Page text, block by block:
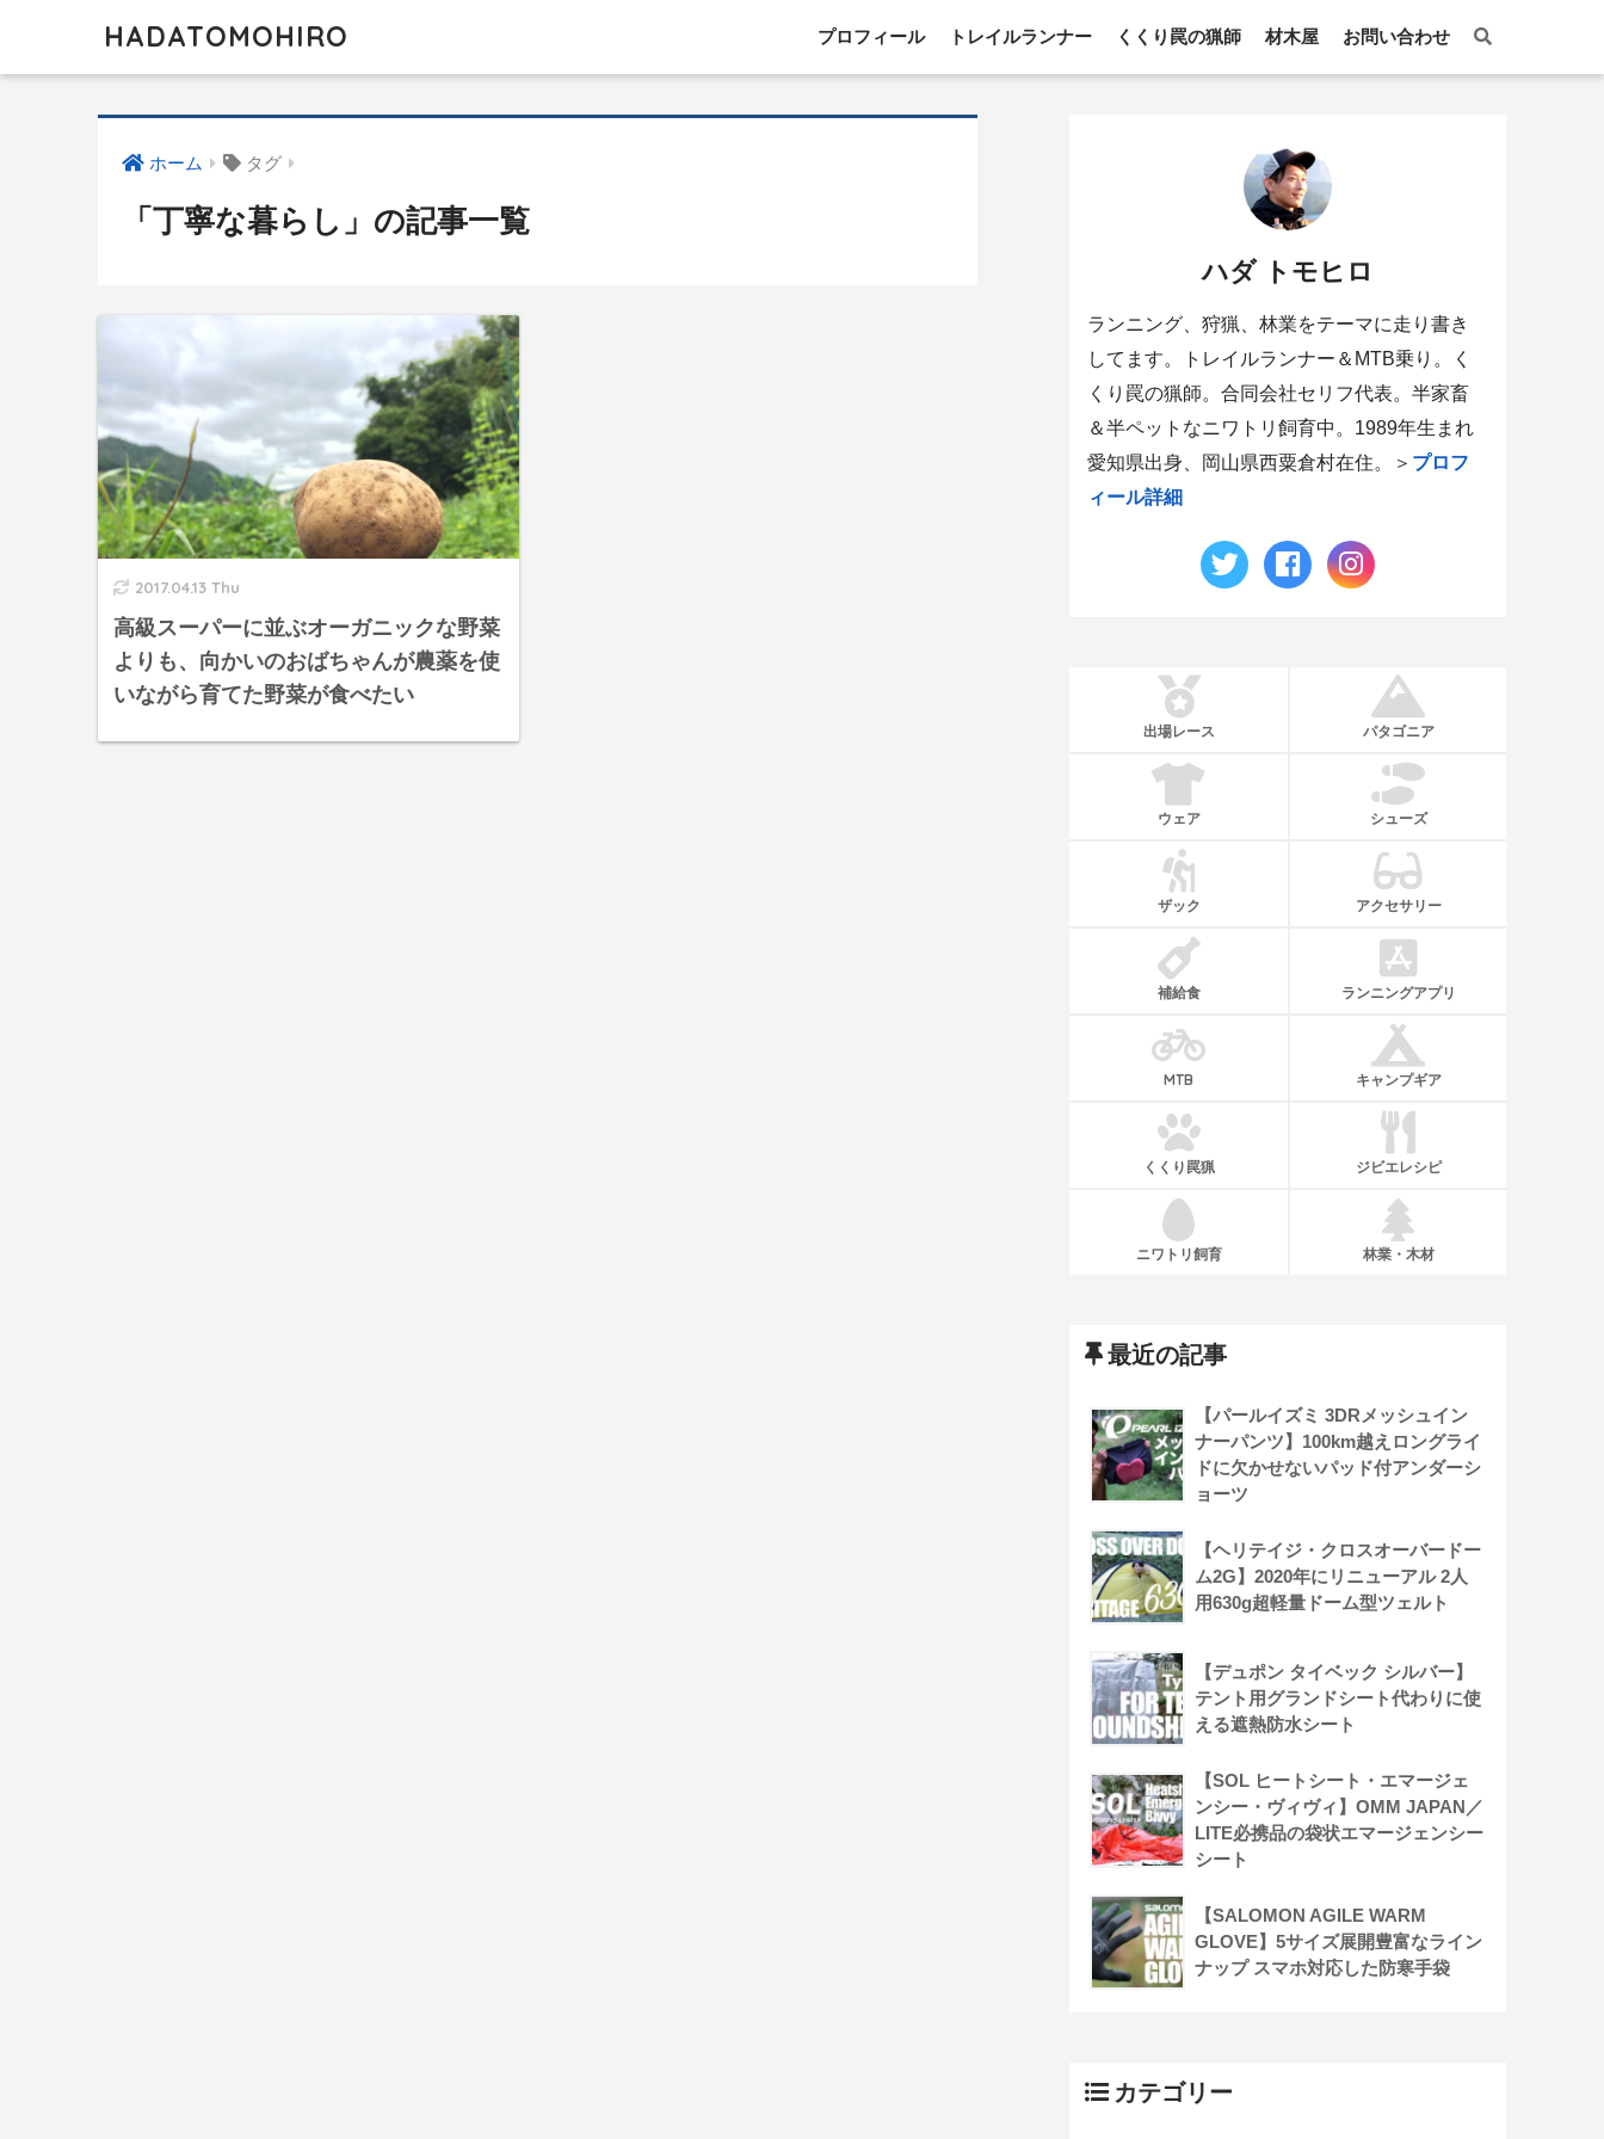
HADATOMOHIRO プロフィール トレイルランナー くくり罠の猟師 材木屋 お問い合わせ
ホーム タグ
「丁寧な暮らし」の記事一覧
2017.04.13 Thu
高級スーパーに並ぶオーガニックな野菜
よりも、向かいのおばちゃんが農薬を使
いながら育てた野菜が食べたい
ハダ トモヒロ
ランニング、狩猟、林業をテーマに走り書き
してます。トレイルランナー＆MTB乗り。く
くり罠の猟師。合同会社セリフ代表。半家畜
＆半ペットなニワトリ飼育中。1989年生まれ
愛知県出身、岡山県西粟倉村在住。＞ プロフ
ィール詳細
出場レース パタゴニア
ウェア シューズ
ザック アクセサリー
補給食 ランニングアプリ
MTB キャンプギア
くくり罠猟 ジビエレシピ
ニワトリ飼育 林業・木材
最近の記事
【パールイズミ 3DRメッシュイン
ナーパンツ】100km越えロングライ
ドに欠かせないパッド付アンダーシ
ョーツ
【ヘリテイジ・クロスオーバードー
ム2G】2020年にリニューアル 2人
用630g超軽量ドーム型ツェルト
【デュポン タイベック シルバー】
テント用グランドシート代わりに使
える遮熱防水シート
【SOL ヒートシート・エマージェ
ンシー・ヴィヴィ】OMM JAPAN／
LITE必携品の袋状エマージェンシー
シート
【SALOMON AGILE WARM
GLOVE】5サイズ展開豊富なライン
ナップ スマホ対応した防寒手袋
カテゴリー